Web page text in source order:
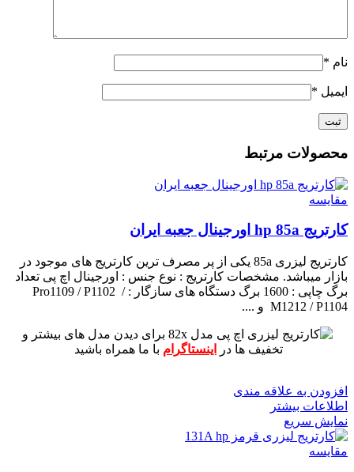
نام *
ایمیل *
محصولات مرتبط
مقايسه
کارتریج hp 85a اورجینال جعبه ایران
کارتریج لیزری 85a یکی از پر مصرف ترین کارتریج های موجود در
بازار میباشد. مشخصات کارتریج : نوع جنس : اورجینال اچ پی تعداد
برگ چاپی : 1600 برگ
دستگاه های سازگار : Pro1109 / P1102 /
M1212 / P1104 و ....
برای دیدن مدل های بیشتر و
تخفیف ها در
اینستاگرام با ما همراه باشید
افزودن به علاقه مندی
اطلاعات بیشتر
نمایش سریع
مقايسه